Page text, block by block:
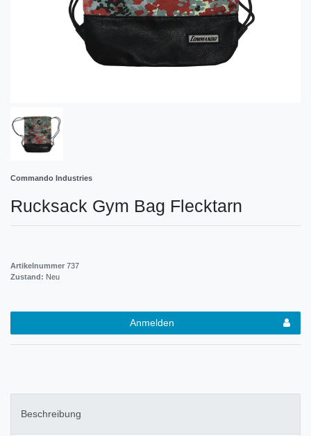
Commando Industries
Rucksack Gym Bag Flecktarn
Artikelnummer 737
Zustand: Neu
Anmelden
Beschreibung